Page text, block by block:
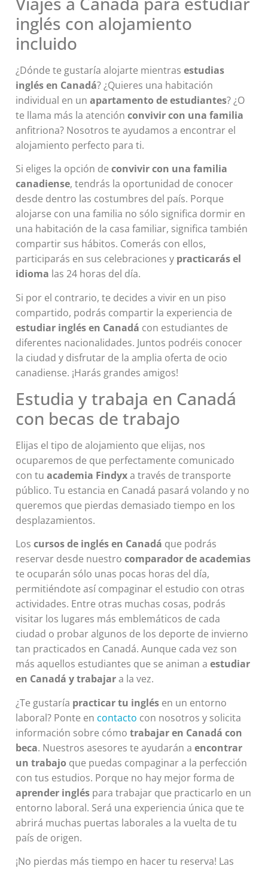
inglés con alojamiento
incluido
¿Dónde te gustaría alojarte mientrasestudias
inglés en Canadá? ¿Quieres una habitación
individual en unapartamento de estudiantes? ¿O
te llama más la atenciónconvivir con una familia
anfitriona? Nosotros te ayudamos a encontrar el
alojamiento perfecto para ti.
Si eliges la opción deconvivir con una familia
canadiense, tendrás la oportunidad de conocer
desde dentro las costumbres del país. Porque
alojarse con una familia no sólo significa dormir en
una habitación de la casa familiar, significa también
compartir sus hábitos. Comerás con ellos,
participarás en sus celebraciones y practicarás el
idioma las 24 horas del día.
Si por el contrario, te decides a vivir en un piso
compartido, podrás compartir la experiencia de
estudiar inglés en Canadá con estudiantes de
diferentes nacionalidades. Juntos podréis conocer
la ciudad y disfrutar de la amplia oferta de ocio
canadiense. ¡Harás grandes amigos!
Estudia y trabaja en Canadá
con becas de trabajo
Elijas el tipo de alojamiento que elijas, nos
ocuparemos de que perfectamente comunicado
con tuacademia Findyxa través de transporte
público. Tu estancia en Canadá pasará volando y no
queremos que pierdas demasiado tiempo en los
desplazamientos.
Loscursos de inglés en Canadá que podrás
reservar desde nuestrocomparador de academias
te ocuparán sólo unas pocas horas del día,
permitiéndote así compaginar el estudio con otras
actividades. Entre otras muchas cosas, podrás
visitar los lugares más emblemáticos de cada
ciudad o probar algunos de los deporte de invierno
tan practicados en Canadá. Aunque cada vez son
más aquellos estudiantes que se animan aestudiar
en Canadá y trabajara la vez.
¿Te gustaría practicar tu inglés en un entorno
laboral? Ponte en contacto con nosotros y solicita
información sobre cómotrabajar en Canadá con
beca. Nuestros asesores te ayudarán aencontrar
un trabajo que puedas compaginar a la perfección
con tus estudios. Porque no hay mejor forma de
aprender inglés para trabajar que practicarlo en un
entorno laboral. Será una experiencia única que te
abrirá muchas puertas laborales a la vuelta de tu
país de origen.
¡No pierdas más tiempo en hacer tu reserva! Las